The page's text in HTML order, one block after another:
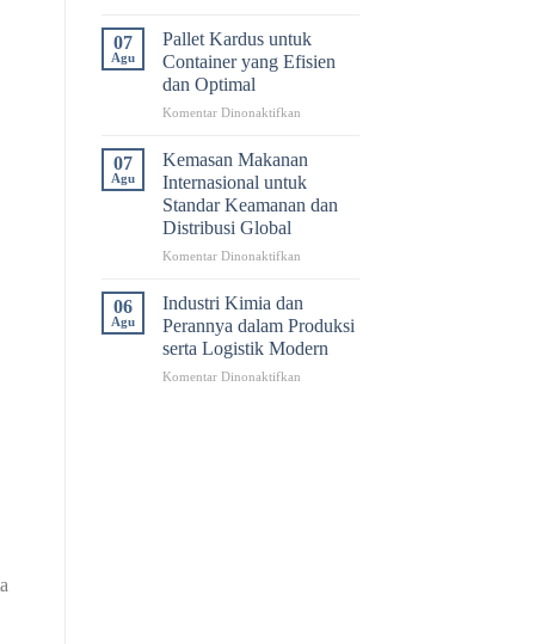
Modern
Kardus
untuk
Packaging
Efisien
07
Agu
Pallet Kardus untuk
Container yang Efisien
dan Optimal
Komentar Dinonaktifkanpada
Container
yang
dan
07
Agu
Kemasan Makanan
Internasional untuk
Standar Keamanan dan
Distribusi Global
Komentar Dinonaktifkanpada
untuk
Standar
Keamanan
06
Agu
Industri Kimia dan
Perannya dalam Produksi
serta Logistik Modern
Komentar Dinonaktifkanpada